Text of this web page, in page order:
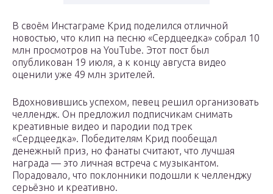
В своём Инстаграме Крид поделился отличной
новостью, что клип на песню «Сердцеедка» собрал 10
млн просмотров на YouTube. Этот пост был
опубликован 19 июля, а к концу августа видео
оценили уже 49 млн зрителей.
Вдохновившись успехом, певец решил организовать
челлендж. Он предложил подписчикам снимать
креативные видео и пародии под трек
«Сердцеедка». Победителям Крид пообещал
денежный приз, но фанаты считают, что лучшая
награда — это личная встреча с музыкантом.
Порадовало, что поклонники подошли к челленджу
серьёзно и креативно.